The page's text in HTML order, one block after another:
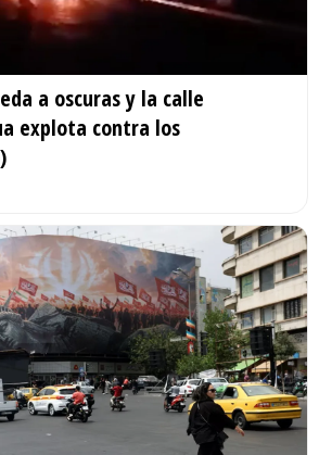
a oscuras y la calle
explota contra los